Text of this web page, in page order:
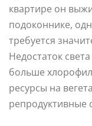
квартире он
подоконнике,
требуется
Недостаток
больше
ресурсы на
репродуктивные